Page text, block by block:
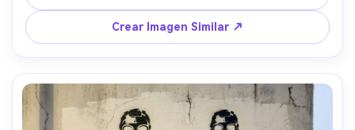
rayado, sangrado sutil del stencil, ambiente romántico
satírico, composición descentrada con formas de silueta
fuerte, lente de 85 mm, poca profundidad de campo,
iluminación suave cinematográfica --ar 4:5
Crear Imagen Similar ↗